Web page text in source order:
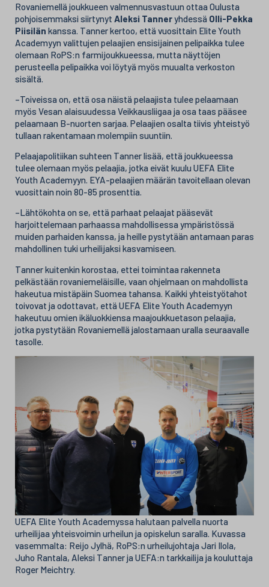
Rovaniemellä joukkueen valmennusvastuun ottaa Oulusta
pohjoisemmaksi siirtynyt Aleksi Tanneryhdessä Olli-Pekka
Piisilän kanssa. Tanner kertoo, että vuosittain Elite Youth
Academyyn valittujen pelaajien ensisijainen pelipaikka tulee
olemaan RoPS:n farmijoukkueessa, mutta näyttöjen
perusteella pelipaikka voi löytyä myös muualta verkoston
sisältä.
–Toiveissa on, että osa näistä pelaajista tulee pelaamaan
myös Vesan alaisuudessa Veikkausliigaa ja osa taas pääsee
pelaamaan B-nuorten sarjaa. Pelaajien osalta tiivis yhteistyö
tullaan rakentamaan molempiin suuntiin.
Pelaajapolitiikan suhteen Tanner lisää, että joukkueessa
tulee olemaan myös pelaajia, jotka eivät kuulu UEFA Elite
Youth Academyyn. EYA-pelaajien määrän tavoitellaan olevan
vuosittain noin 80-85 prosenttia.
–Lähtökohta on se, että parhaat pelaajat pääsevät
harjoittelemaan parhaassa mahdollisessa ympäristössä
muiden parhaiden kanssa, ja heille pystytään antamaan paras
mahdollinen tuki urheilijaksi kasvamiseen.
Tanner kuitenkin korostaa, ettei toimintaa rakenneta
pelkästään rovaniemeläisille, vaan ohjelmaan on mahdollista
hakeutua mistäpäin Suomea tahansa. Kaikki yhteistyötahot
toivovat ja odottavat, että UEFA Elite Youth Academyyn
hakeutuu omien ikäluokkiensa maajoukkuetason pelaajia,
jotka pystytään Rovaniemellä jalostamaan uralla seuraavalle
tasolle.
UEFA Elite Youth Academyssa halutaan palvella nuorta
urheilijaa yhteisvoimin urheilun ja opiskelun saralla. Kuvassa
vasemmalta: Reijo Jylhä, RoPS:n urheilujohtaja Jari Ilola,
Juho Rantala, Aleksi Tanner ja UEFA:n tarkkailija ja kouluttaja
Roger Meichtry.